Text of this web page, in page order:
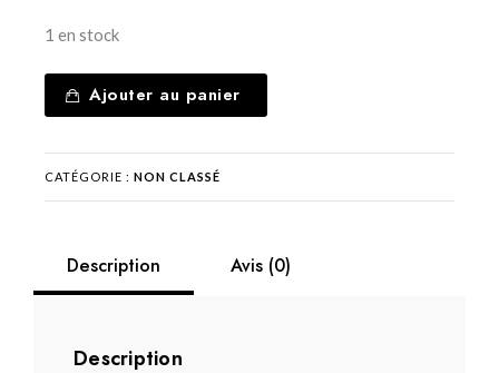
1 en stock
Ajouter au panier
CATÉGORIE : NON CLASSÉ
Description Avis (0)
Description